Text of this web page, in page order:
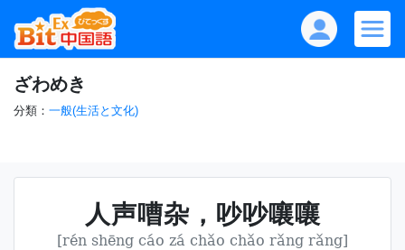
ざわめき
分類： 一般(生活と文化)
人声嘈杂，吵吵嚷嚷
[rén shēng cáo zá chǎo chǎo rǎng rǎng]